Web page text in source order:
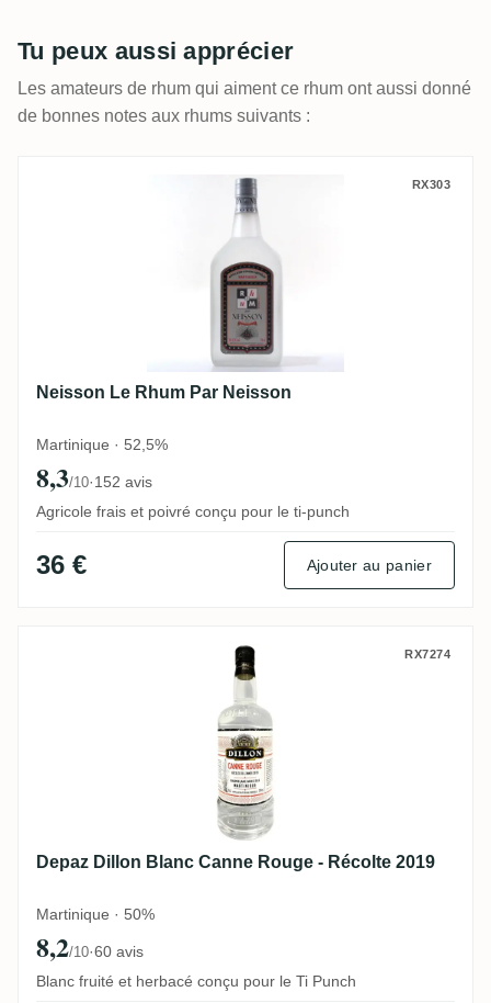
Tu peux aussi apprécier
Les amateurs de rhum qui aiment ce rhum ont aussi donné
de bonnes notes aux rhums suivants :
Neisson Le Rhum Par Neisson RX303
Neisson Le Rhum Par Neisson
Martinique · 52,5%
8,3/10·152 avis
Agricole frais et poivré conçu pour le ti-punch
36 € Ajouter au panier
Depaz Dillon Blanc Canne Rouge -RX7274
Depaz Dillon Blanc Canne Rouge - Récolte 2019
Martinique · 50%
8,2/10·60 avis
Blanc fruité et herbacé conçu pour le Ti Punch